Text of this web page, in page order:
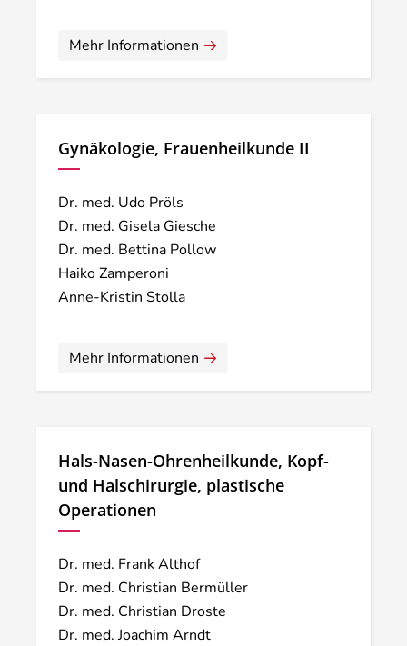
Mehr Informationen
Gynäkologie, Frauenheilkunde II
Dr. med. Udo Pröls
Dr. med. Gisela Giesche
Dr. med. Bettina Pollow
Haiko Zamperoni
Anne-Kristin Stolla
Mehr Informationen
Hals-Nasen-Ohrenheilkunde, Kopf-
und Halschirurgie, plastische
Operationen
Dr. med. Frank Althof
Dr. med. Christian Bermüller
Dr. med. Christian Droste
Dr. med. Joachim Arndt